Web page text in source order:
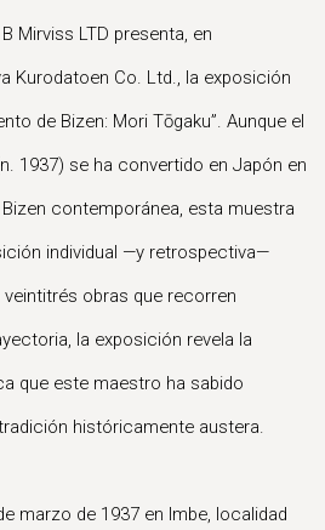
Mirviss LTD presenta, en
Kurodatoen Co. Ltd., la exposición
de Bizen: Mori Tōgaku”. Aunque el
1937) se ha convertido en Japón en
contemporánea, esta muestra
individual —y retrospectiva—
obras que recorren
la exposición revela la
que este maestro ha sabido
históricamente austera.
marzo de 1937 en Imbe, localidad